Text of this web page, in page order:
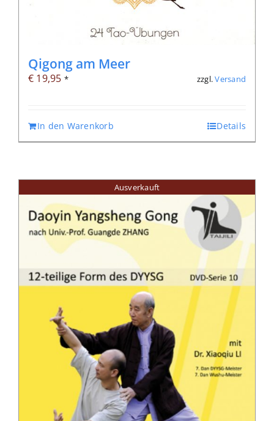
Qigong am Meer
€ 19,95 * zzgl.Versand
In den Warenkorb Details
Ausverkauft